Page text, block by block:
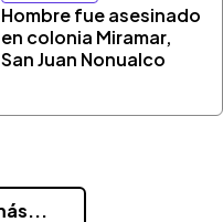
Hombre fue asesinado
en colonia Miramar,
San Juan Nonualco